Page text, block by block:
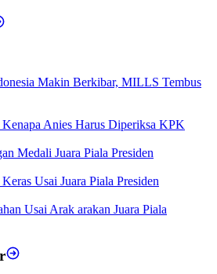
Makin Berkibar, MILLS Tembus
Anies Harus Diperiksa KPK
Medali Juara Piala Presiden
Usai Juara Piala Presiden
Usai Arak arakan Juara Piala